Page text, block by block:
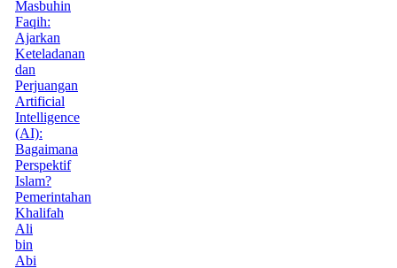
Masbuhin
Faqih:
Ajarkan
Keteladanan
dan
Perjuangan
Artificial
Intelligence
(AI):
Bagaimana
Perspektif
Islam?
Pemerintahan
Khalifah
Ali
bin
Abi